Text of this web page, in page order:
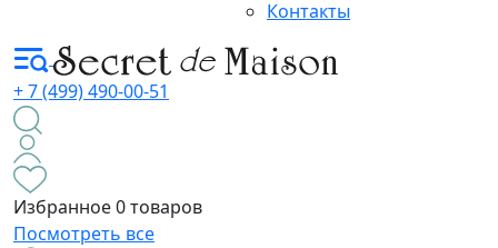
Контакты
+ 7 (499) 490-00-51
Избранное0 товаров
Посмотреть все